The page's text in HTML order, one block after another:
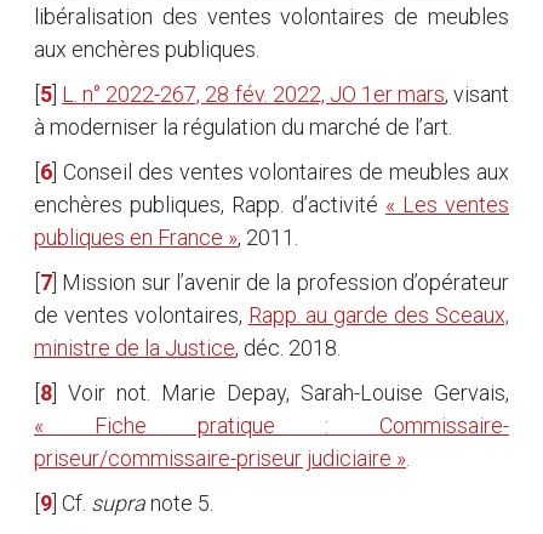
libéralisation des ventes volontaires de meubles
aux enchères publiques.
5 L. n° 2022-267, 28 fév. 2022, JO 1er mars, visant
à moderniser la régulation du marché de l’art.
6 Conseil des ventes volontaires de meubles aux
enchères publiques, Rapp. d’activité « Les ventes
publiques en France », 2011.
7 Mission sur l’avenir de la profession d’opérateur
de ventes volontaires, Rapp. au garde des Sceaux,
ministre de la Justice, déc. 2018.
8
Voir not. Marie Depay, Sarah-Louise Gervais,
« Fiche pratique : Commissaire-
priseur/commissaire-priseur judiciaire »
9 Cf. supranote 5.